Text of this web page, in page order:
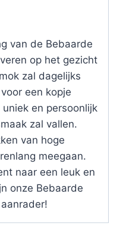
van de Bebaarde
op het gezicht
zal dagelijks
een kopje
en persoonlijk
zal vallen.
van hoge
meegaan.
naar een leuk en
onze Bebaarde